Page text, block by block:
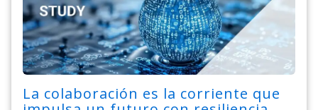
La colaboración es la corriente que